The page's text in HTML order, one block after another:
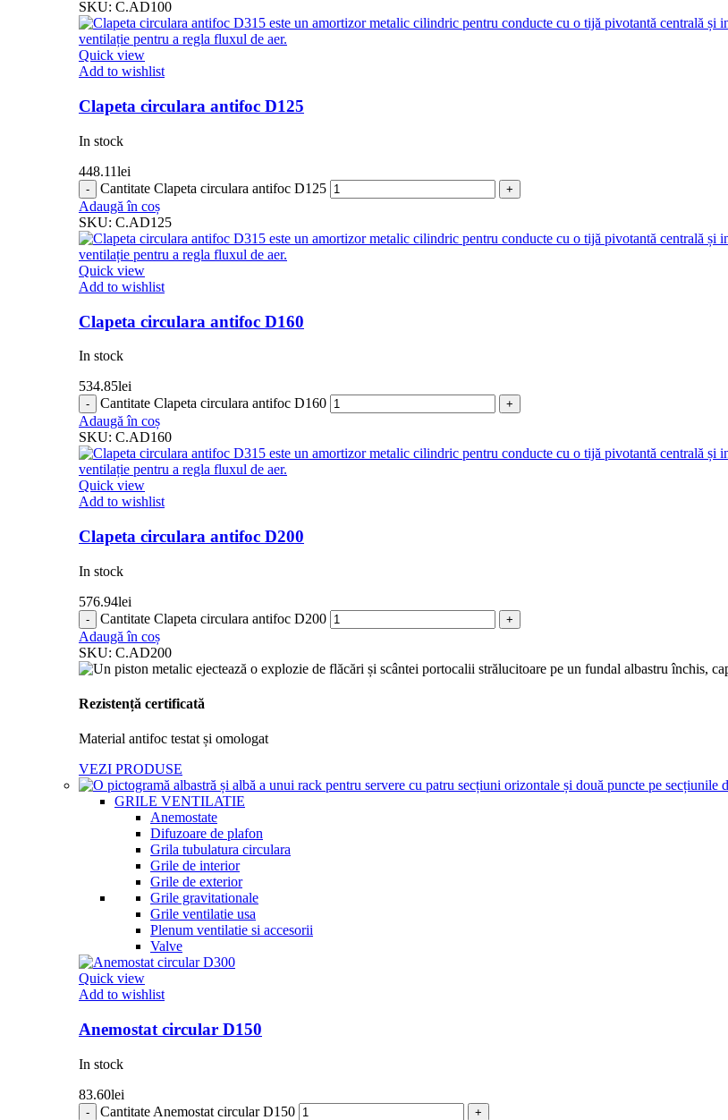
SKU: C.AD100
Quick view
Add to wishlist
Clapeta circulara antifoc D125
In stock
448.11lei
Cantitate Clapeta circulara antifoc D125
Adaugă în coș
SKU: C.AD125
Quick view
Add to wishlist
Clapeta circulara antifoc D160
In stock
534.85lei
Cantitate Clapeta circulara antifoc D160
Adaugă în coș
SKU: C.AD160
Quick view
Add to wishlist
Clapeta circulara antifoc D200
In stock
576.94lei
Cantitate Clapeta circulara antifoc D200
Adaugă în coș
SKU: C.AD200
Rezistență certificată
Material antifoc testat și omologat
VEZI PRODUSE
GRILE VENTILATIE
Anemostate
Difuzoare de plafon
Grila tubulatura circulara
Grile de interior
Grile de exterior
Grile gravitationale
Grile ventilatie usa
Plenum ventilatie si accesorii
Valve
Quick view
Add to wishlist
Anemostat circular D150
In stock
83.60lei
Cantitate Anemostat circular D150